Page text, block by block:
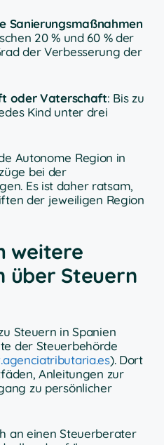
Sanierungsmaßnahmen
20 % und 60 % der
der Verbesserung der
oder Vaterschaft: Bis zu
Kind unter drei
Autonome Region in
bei der
Es ist daher ratsam,
der jeweiligen Region
weitere
über Steuern
Steuern in Spanien
der Steuerbehörde
). Dort
Anleitungen zur
zu persönlicher
an einen Steuerberater